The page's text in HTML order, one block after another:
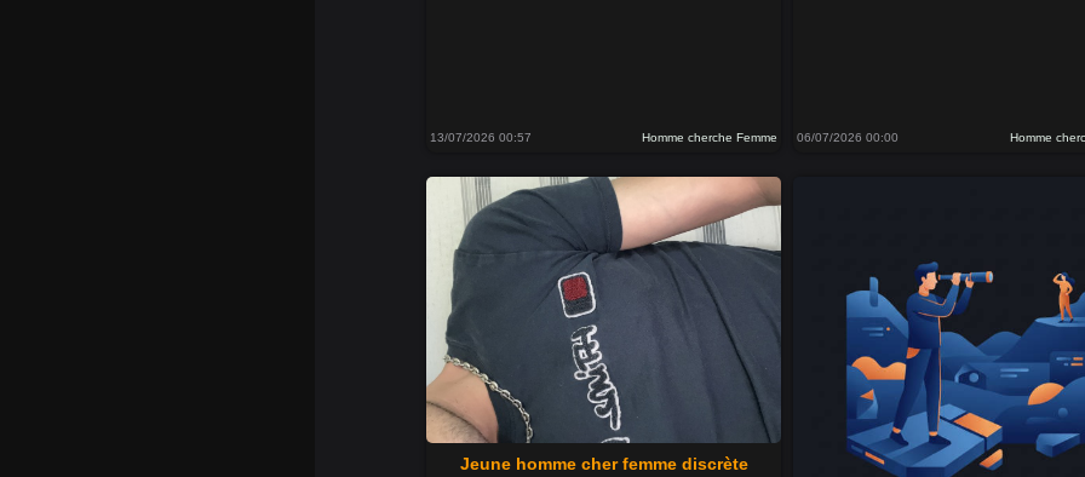
13/07/2026 00:57 Homme cherche Femme 06/07/2026 00:00 Homme
Jeune homme cher femme discrète